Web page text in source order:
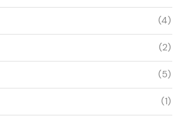
(4)
(2)
(5)
(1)